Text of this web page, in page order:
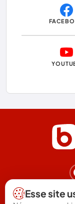
Dom Basílio
Economia
Educação
Eleições
Encruzilhada
Érico
Esse site